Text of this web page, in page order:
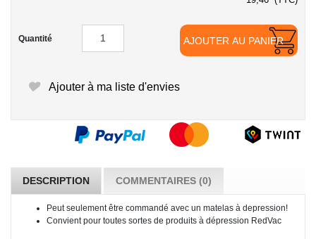
Quantité AJOUTER AU PANIER
Ajouter à ma liste d'envies
DESCRIPTION COMMENTAIRES (0)
Peut seulement être commandé avec un matelas à depression!
Convient pour toutes sortes de produits à dépression RedVac